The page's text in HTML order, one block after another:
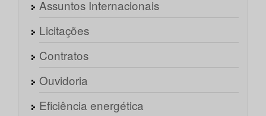
Assuntos Internacionais
Licitações
Contratos
Ouvidoria
Eficiência energética